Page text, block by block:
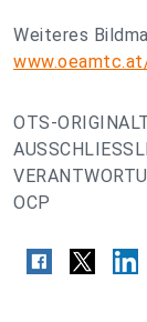
Weiteres
OTS-
OCP